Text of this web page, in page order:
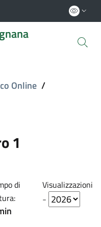
Online /
1
di
Visualizzazioni
-